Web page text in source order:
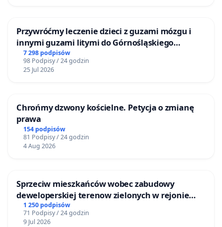
Przywróćmy leczenie dzieci z guzami mózgu i
innymi guzami litymi do Górnośląskiego
Centrum Zdrowia Dziecka w Katowicach
7 298 podpisów
98 Podpisy / 24 godzin
25 Jul 2026
Chrońmy dzwony kościelne. Petycja o zmianę
prawa
154 podpisów
81 Podpisy / 24 godzin
4 Aug 2026
Sprzeciw mieszkańców wobec zabudowy
deweloperskiej terenow zielonych w rejonie
Bulwarów Straceńskich w Bielsku-Białej
1 250 podpisów
71 Podpisy / 24 godzin
9 Jul 2026